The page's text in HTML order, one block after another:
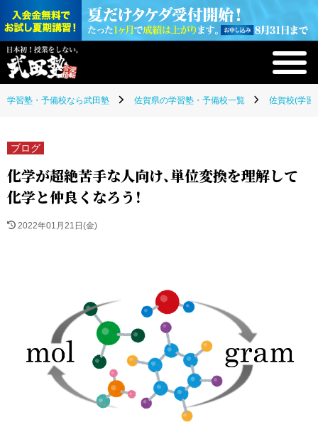
学習塾・予備校なら武田塾 佐賀県の学習塾・予備校一覧 佐賀校(学習
ブログ
化学が超絶苦手な人向け、単位変換を理解して
化学と仲良くなろう！
2022年01月21日(金)